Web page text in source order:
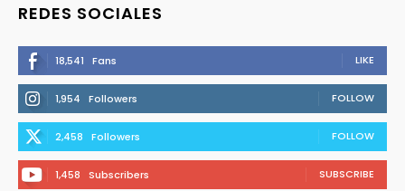
REDES SOCIALES
18,541 Fans LIKE
1,954 Followers FOLLOW
2,458 Followers FOLLOW
1,458 Subscribers SUBSCRIBE